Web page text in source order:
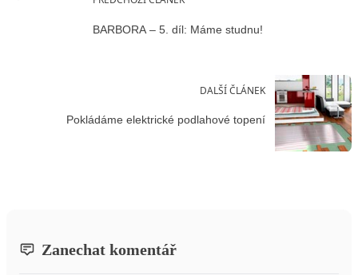
BARBORA – 5. díl: Máme studnu!
DALŠÍ ČLÁNEK
Pokládáme elektrické podlahové topení
Zanechat komentář